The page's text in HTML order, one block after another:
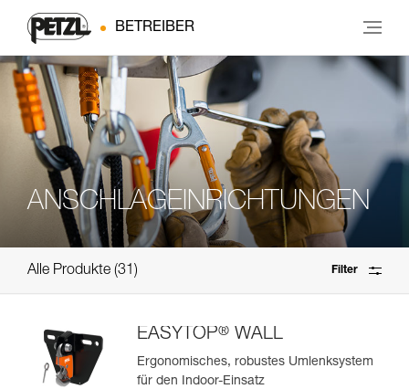
BETREIBER
ANSCHLAGEINRICHTUNGEN
Alle Produkte 31 Filter
EASYTOP® WALL
Ergonomisches, robustes Umlenksystem
für den Indoor-Einsatz